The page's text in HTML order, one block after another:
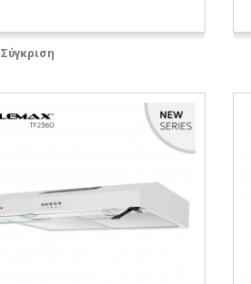
Σύγκριση